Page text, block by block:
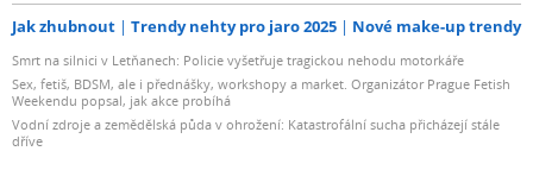
Jak zhubnout Trendy nehty pro jaro 2025 Nové make-up trendy
Smrt na silnici v Letňanech: Policie vyšetřuje tragickou nehodu motorkáře
Sex, fetiš, BDSM, ale i přednášky, workshopy a market. Organizátor Prague Fetish
Weekendu popsal, jak akce probíhá
Vodní zdroje a zemědělská půda v ohrožení: Katastrofální sucha přicházejí stále
dříve